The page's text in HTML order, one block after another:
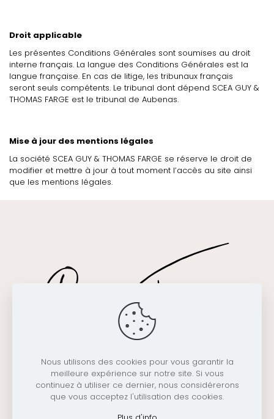
Droit applicable
Les présentes Conditions Générales sont soumises au droit
interne français. La langue des Conditions Générales est la
langue française. En cas de litige, les tribunaux français
seront seuls compétents. Le tribunal dont dépend SCEA GUY &
THOMAS FARGE est le tribunal de Aubenas.
Mise à jour des mentions légales
La société SCEA GUY & THOMAS FARGE se réserve le droit de
modifier et mettre à jour à tout moment l’accès au site ainsi
que les mentions légales.
Domaine Farge – 18, Chemin de la roue, 07300 Saint Jean
de Muzols – Tél :+33 (0)4 75 06 58 49 – Email :
contact@domaine-farge.com
Alcohol abuse is dangerous for your health, consume in
Legal Notice| GDPR | ©
Nous utilisons des cookies pour vous garantir la
meilleure expérience sur notre site. Si vous
continuez à utiliser ce dernier, nous considérerons
que vous acceptez l'utilisation des cookies.